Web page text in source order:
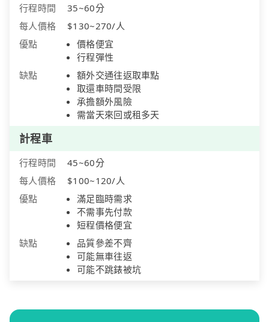
行程時間
35~60分
每人價格
$130~270/人
優點
價格便宜
行程彈性
缺點
額外交通往返取車點
取還車時間受限
承擔額外風險
需當天來回或租多天
計程車
行程時間
45~60分
每人價格
$100~120/人
優點
滿足臨時需求
不需事先付款
短程價格便宜
缺點
品質參差不齊
可能無車往返
可能不跳錶被坑